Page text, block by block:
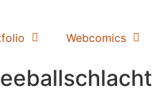
Webcomics